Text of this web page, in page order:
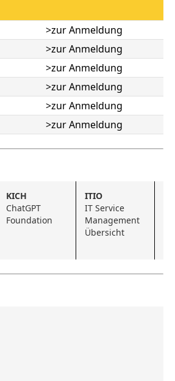
>zur Anmeldung
>zur Anmeldung
>zur Anmeldung
>zur Anmeldung
>zur Anmeldung
>zur Anmeldung
KICH
ChatGPT
Foundation
ITIO
IT Service
Management
Übersicht